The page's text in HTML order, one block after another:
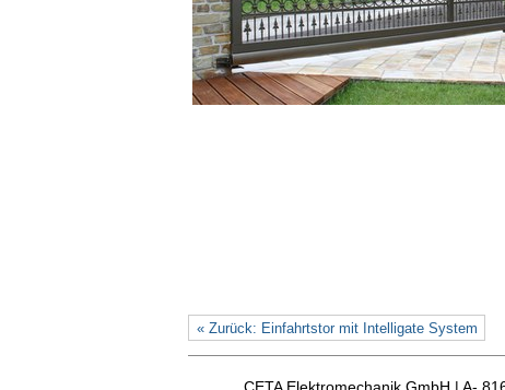
« Zurück: Einfahrtstor mit Intelligate System